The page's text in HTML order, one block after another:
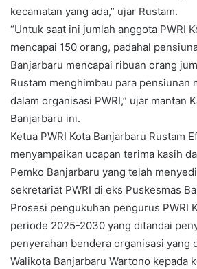
kecamatan yang ada,” ujar Rustam.
“Untuk saat ini jumlah anggota PWRI
mencapai 150 orang, padahal
Banjarbaru mencapai ribuan orang
Rustam menghimbau para pensiunan
dalam organisasi PWRI,” ujar mantan
Banjarbaru ini.
Ketua PWRI Kota Banjarbaru Rustam
menyampaikan ucapan terima kasih
Pemko Banjarbaru yang telah
sekretariat PWRI di eks Puskesmas
Prosesi pengukuhan pengurus PWRI
periode 2025-2030 yang ditandai
penyerahan bendera organisasi yang
Walikota Banjarbaru Wartono kepada